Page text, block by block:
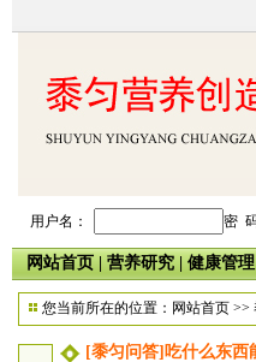
用户名： 密
网站首页 营养研究 健康管理
您当前所在的位置： 网站首页 >>
[黍匀问答]吃什么东西